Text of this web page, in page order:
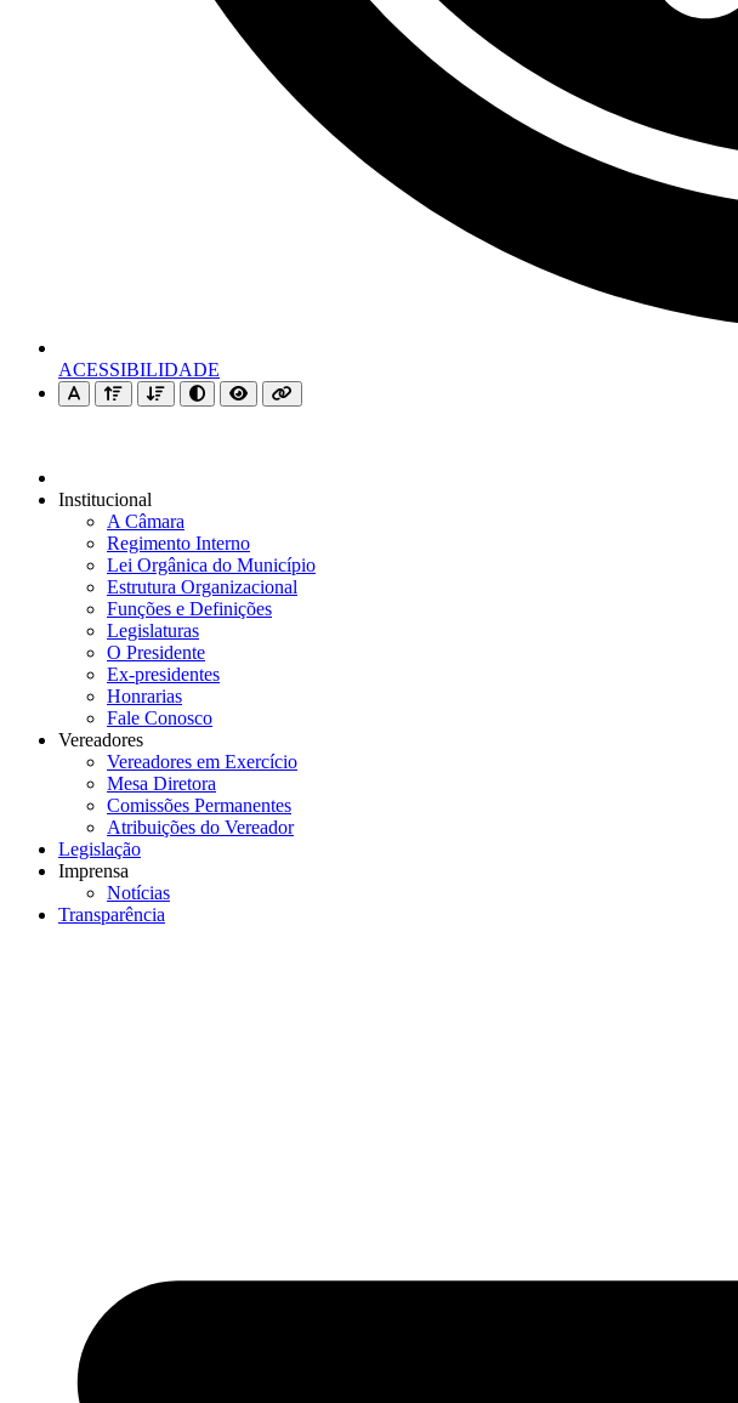
ACESSIBILIDADE
Institucional
A Câmara
Regimento Interno
Lei Orgânica do Município
Estrutura Organizacional
Funções e Definições
Legislaturas
O Presidente
Ex-presidentes
Honrarias
Fale Conosco
Vereadores
Vereadores em Exercício
Mesa Diretora
Comissões Permanentes
Atribuições do Vereador
Legislação
Imprensa
Notícias
Transparência